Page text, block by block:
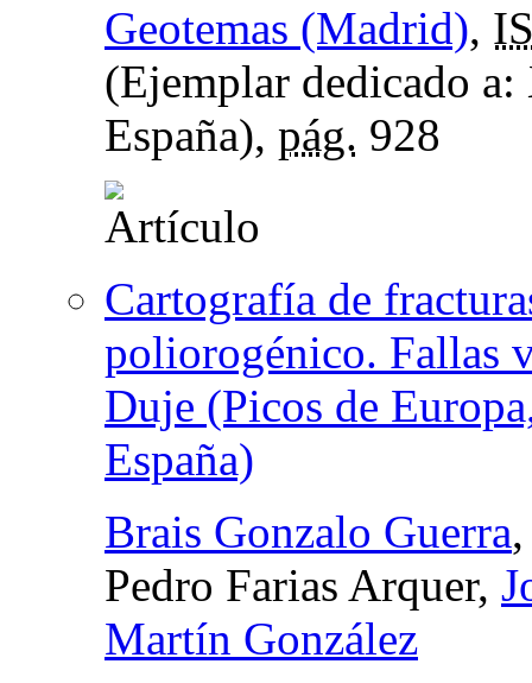
Geotemas (Madrid),
(Ejemplar dedicado
España), pág. 928
Cartografía de
poliorogénico. Fallas
Duje (Picos de
España)
Brais Gonzalo Guerra
Pedro Farias Arquer,
Martín González